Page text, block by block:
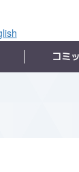
コミ